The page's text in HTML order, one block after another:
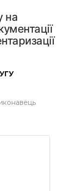
на